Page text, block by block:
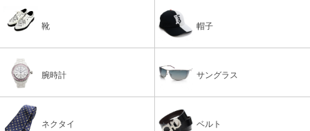
靴 帽子
腕時計 サングラス
ネクタイ ベルト